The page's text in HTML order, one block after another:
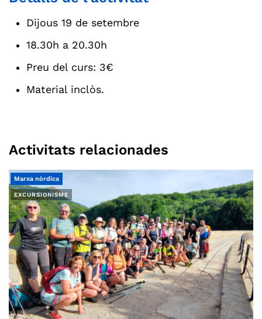
Dijous 19 de setembre
18.30h a 20.30h
Preu del curs: 3€
Material inclòs.
Activitats relacionades
EXCURSIONISME
Marxa nòrdica